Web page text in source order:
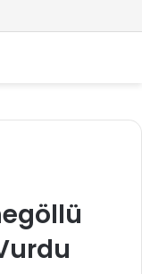
İlk Sırada mı?